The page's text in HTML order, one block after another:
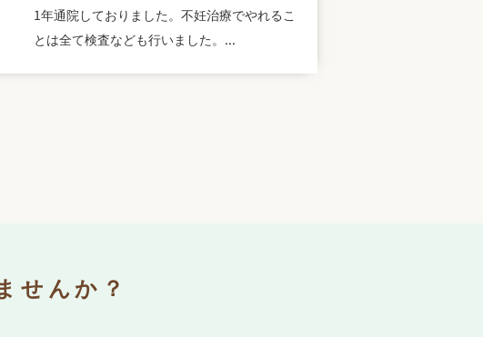
1年通院しておりました。不妊治療でやれるこ
とは全て検査なども行いました。...
せんか？